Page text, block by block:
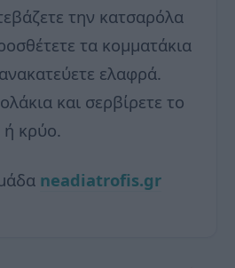
την κατσαρόλα
τα κομματάκια
ελαφρά.
και σερβίρετε το
ή κρύο.
neadiatrofis.gr